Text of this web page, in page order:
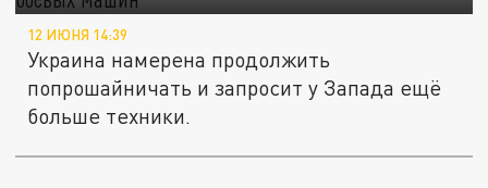
12 ИЮНЯ 14:39
Украина намерена продолжить
попрошайничать и запросит у Запада ещё
больше техники.